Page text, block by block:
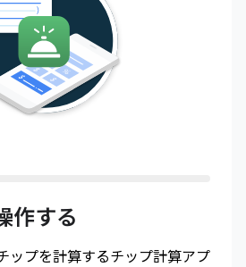
作する
ップを計算するチップ計算アプ